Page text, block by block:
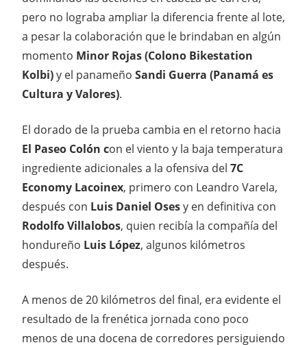
pero no lograba ampliar la diferencia frente al lote,
a pesar la colaboración que le brindaban en algún
momento Minor Rojas (Colono Bikestation
Kolbi)y el panameño Sandi Guerra (Panamá es
Cultura y Valores).
El dorado de la prueba cambia en el retorno hacia
El Paseo Colón con el viento y la baja temperatura
ingrediente adicionales a la ofensiva del 7C
Economy Lacoinex, primero con Leandro Varela,
después con Luis Daniel Osesy en definitiva con
Rodolfo Villalobos, quien recibía la compañía del
hondureño Luis López, algunos kilómetros
después.
A menos de 20 kilómetros del final, era evidente el
resultado de la frenética jornada cono poco
menos de una docena de corredores persiguiendo